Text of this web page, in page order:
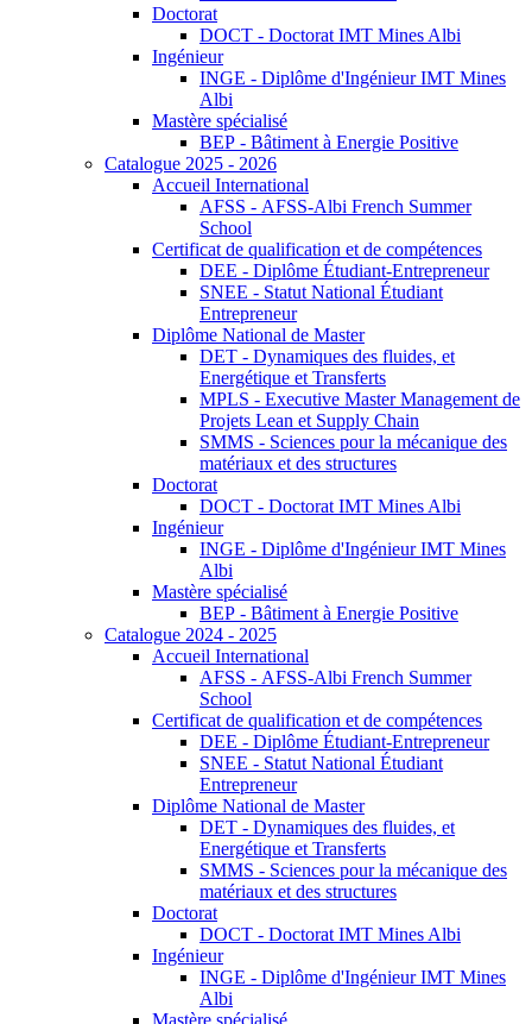
Doctorat
DOCT - Doctorat IMT Mines Albi
Ingénieur
INGE - Diplôme d'Ingénieur IMT Mines
Albi
Mastère spécialisé
BEP - Bâtiment à Energie Positive
Catalogue 2025 - 2026
Accueil International
AFSS - AFSS-Albi French Summer
School
Certificat de qualification et de compétences
DEE - Diplôme Étudiant-Entrepreneur
SNEE - Statut National Étudiant
Entrepreneur
Diplôme National de Master
DET - Dynamiques des fluides, et
Energétique et Transferts
MPLS - Executive Master Management de
Projets Lean et Supply Chain
SMMS - Sciences pour la mécanique des
matériaux et des structures
Doctorat
DOCT - Doctorat IMT Mines Albi
Ingénieur
INGE - Diplôme d'Ingénieur IMT Mines
Albi
Mastère spécialisé
BEP - Bâtiment à Energie Positive
Catalogue 2024 - 2025
Accueil International
AFSS - AFSS-Albi French Summer
School
Certificat de qualification et de compétences
DEE - Diplôme Étudiant-Entrepreneur
SNEE - Statut National Étudiant
Entrepreneur
Diplôme National de Master
DET - Dynamiques des fluides, et
Energétique et Transferts
SMMS - Sciences pour la mécanique des
matériaux et des structures
Doctorat
DOCT - Doctorat IMT Mines Albi
Ingénieur
INGE - Diplôme d'Ingénieur IMT Mines
Albi
Mastère spécialisé